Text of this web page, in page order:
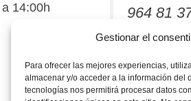
Gestionar el
Para ofrecer las mejores experiencias,
almacenar y/o acceder a la información del
tecnologías nos permitirá procesar datos
14:00h
964 81